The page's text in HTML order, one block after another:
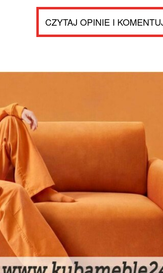
CZYTAJ OPINIE I